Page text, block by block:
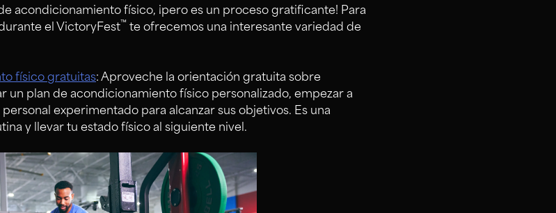
acondicionamiento físico, ¡pero es un proceso gratificante! Para
el VictoryFest™ te ofrecemos una interesante variedad de
físico gratuitas: Aproveche la orientación gratuita sobre
un plan de acondicionamiento físico personalizado, empezar a
experimentado para alcanzar sus objetivos. Es una
y llevar tu estado físico al siguiente nivel.